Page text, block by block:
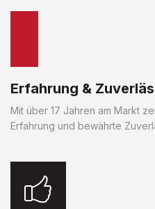
Erfahrung &
Mit über 17 Jahren am Markt
Erfahrung und bewährte